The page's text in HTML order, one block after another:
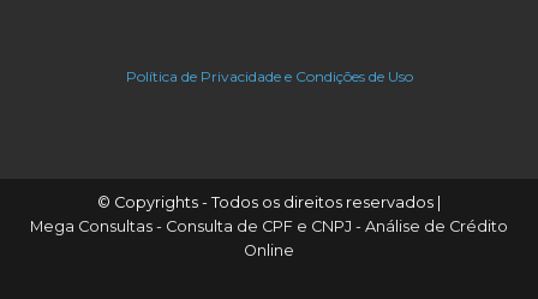
Política de Privacidade e Condições de Uso
© Copyrights - Todos os direitos reservados |
Mega Consultas - Consulta de CPF e CNPJ - Análise de Crédito
Online